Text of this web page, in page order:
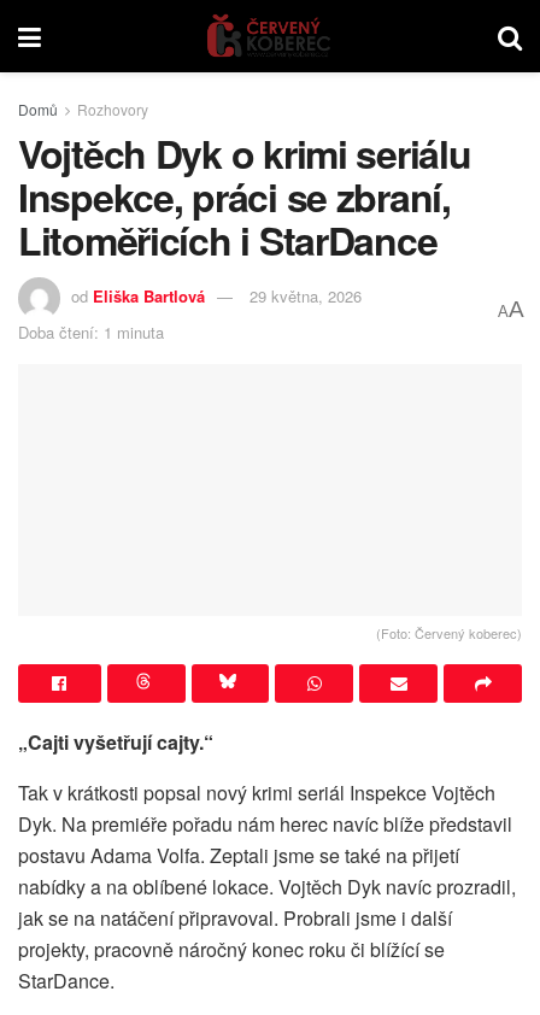
Domů Rozhovory
Vojtěch Dyk o krimi seriálu
Inspekce, práci se zbraní,
Litoměřicích i StarDance
od Eliška Bartlová
29 května, 2026
Doba čtení: 1 minuta
AA
(Foto: Červený koberec)
„Cajti vyšetřují cajty.“
Tak v krátkosti popsal nový krimi seriál Inspekce Vojtěch
Dyk. Na premiéře pořadu nám herec navíc blíže představil
postavu Adama Volfa. Zeptali jsme se také na přijetí
nabídky a na oblíbené lokace. Vojtěch Dyk navíc prozradil,
jak se na natáčení připravoval. Probrali jsme i další
projekty, pracovně náročný konec roku či blížící se
StarDance.